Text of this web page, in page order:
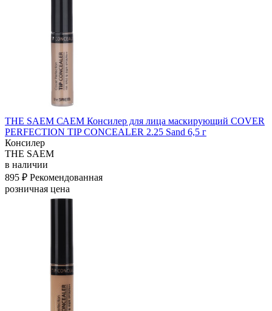
THE SAEM САЕМ Консилер для лица маскирующий COVER
PERFECTION TIP CONCEALER 2.25 Sand 6,5 г
Консилер
THE SAEM
в наличии
895 ₽ Рекомендованная
розничная цена